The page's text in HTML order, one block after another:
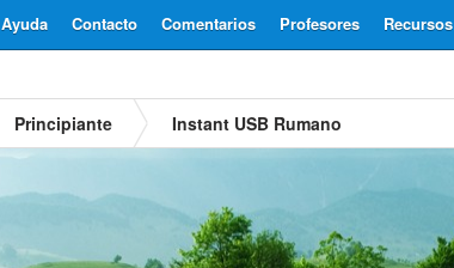
Recursos
Profesores
Comentarios
Contacto
Ayuda
Principiante Instant USB Rumano